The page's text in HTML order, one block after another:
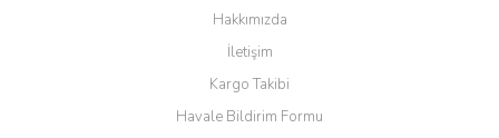
Yorum Yaz
Ürün resmi kalitesiz, bozuk veya görüntülenemiyor.
Ürün açıklamasında eksik bilgiler bulunuyor.
Ürün bilgilerinde hatalar bulunuyor.
Hakkımızda
İletişim
Kargo Takibi
Havale Bildirim Formu